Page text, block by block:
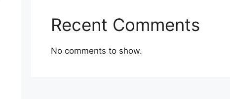
Recent Comments
No comments to show.